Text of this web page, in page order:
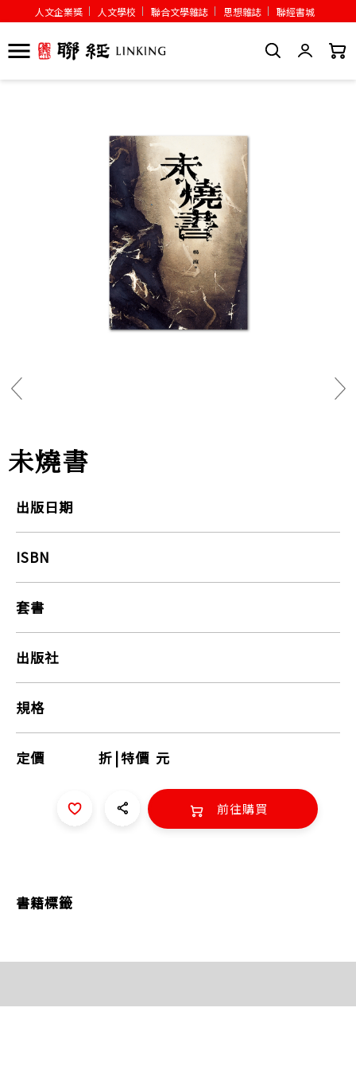
人文企業獎 人文學校 聯合文學雜誌 思想雜誌 聯經書城
未燒書
出版日期
ISBN
套書
出版社
規格
定價 折 |特價 元
前往購買
書籍標籤